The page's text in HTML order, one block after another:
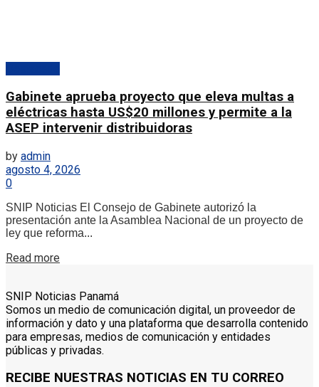
Gabinete aprueba proyecto que eleva multas a
eléctricas hasta US$20 millones y permite a la
ASEP intervenir distribuidoras
by admin
agosto 4, 2026
0
SNIP Noticias El Consejo de Gabinete autorizó la
presentación ante la Asamblea Nacional de un proyecto de
ley que reforma...
Read more
SNIP Noticias Panamá
Somos un medio de comunicación digital, un proveedor de
información y dato y una plataforma que desarrolla contenido
para empresas, medios de comunicación y entidades
públicas y privadas.
RECIBE NUESTRAS NOTICIAS EN TU CORREO